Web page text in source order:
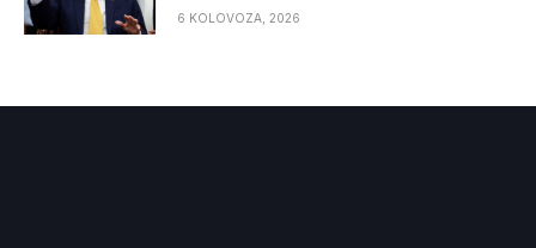
6 KOLOVOZA, 2026